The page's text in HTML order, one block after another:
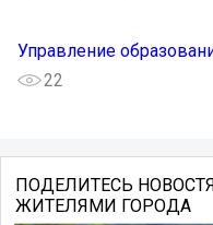
Управление
22
ПОДЕЛИТЕСЬ
ЖИТЕЛЯМИ ГОРОДА